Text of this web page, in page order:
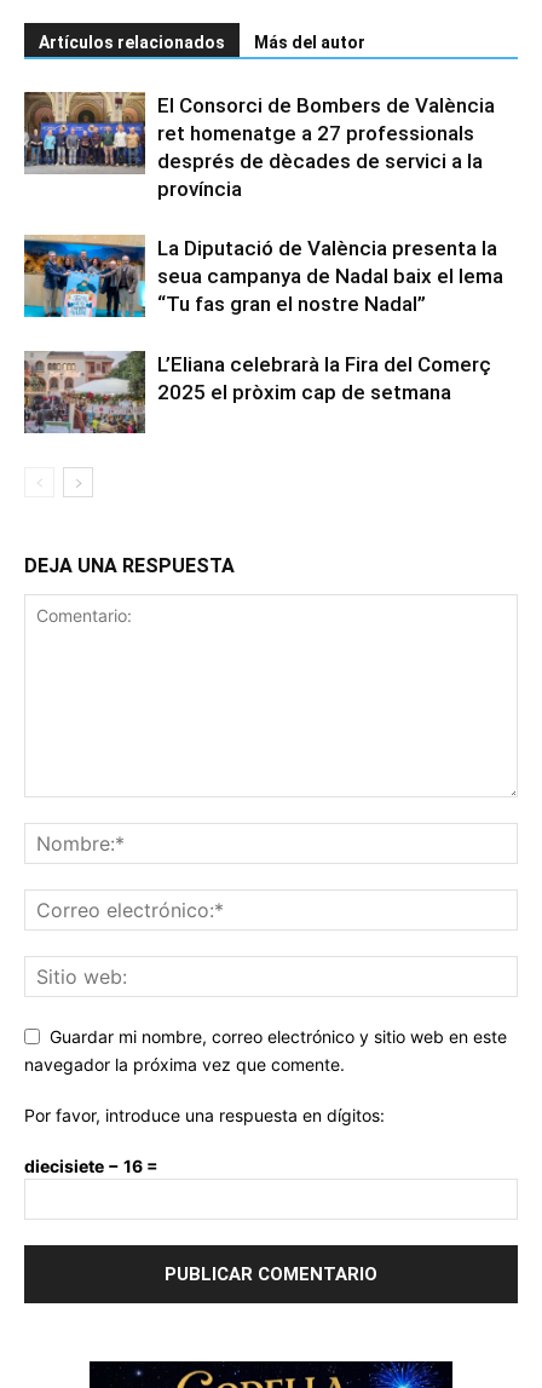
Artículos relacionados Más del autor
El Consorci de Bombers de València
ret homenatge a 27 professionals
després de dècades de servici a la
província
La Diputació de València presenta la
seua campanya de Nadal baix el lema
“Tu fas gran el nostre Nadal”
L’Eliana celebrarà la Fira del Comerç
2025 el pròxim cap de setmana
DEJA UNA RESPUESTA
Guardar mi nombre, correo electrónico y sitio web en este
navegador la próxima vez que comente.
Por favor, introduce una respuesta en dígitos:
diecisiete − 16 =